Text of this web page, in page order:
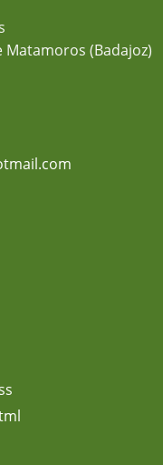
Matamoros (Badajoz)